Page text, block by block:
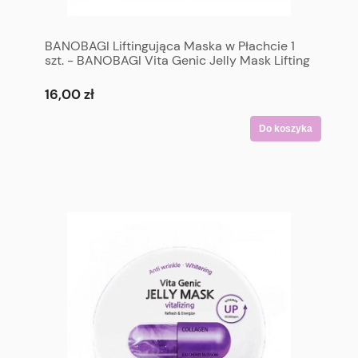
BANOBAGI Liftingująca Maska w Płachcie 1
szt. - BANOBAGI Vita Genic Jelly Mask Lifting
16,00 zł
Do koszyka